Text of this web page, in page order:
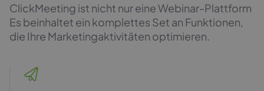
ClickMeeting ist nicht nur eine Webinar-Plattform
Es beinhaltet ein komplettes Set an Funktionen,
die Ihre Marketingaktivitäten optimieren.